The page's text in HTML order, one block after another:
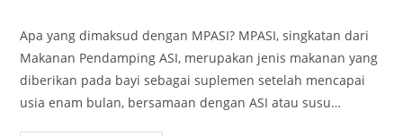
Apa yang dimaksud dengan MPASI? MPASI, singkatan dari
Makanan Pendamping ASI, merupakan jenis makanan yang
diberikan pada bayi sebagai suplemen setelah mencapai
usia enam bulan, bersamaan dengan ASI atau susu…